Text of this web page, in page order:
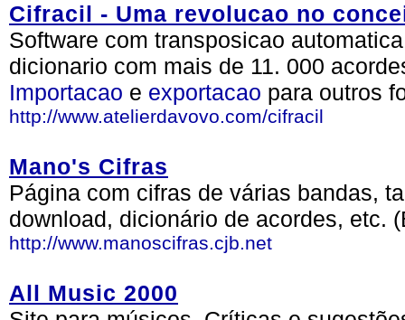
Cifracil - Uma revolucao no
Software com transposicao
dicionario com mais de 11. 000
Importacao e exportacao para outros
http://www.atelierdavovo.com/cifracil
Mano's Cifras
Página com cifras de várias bandas,
download, dicionário de acordes, etc.
http://www.manoscifras.cjb.net
All Music 2000